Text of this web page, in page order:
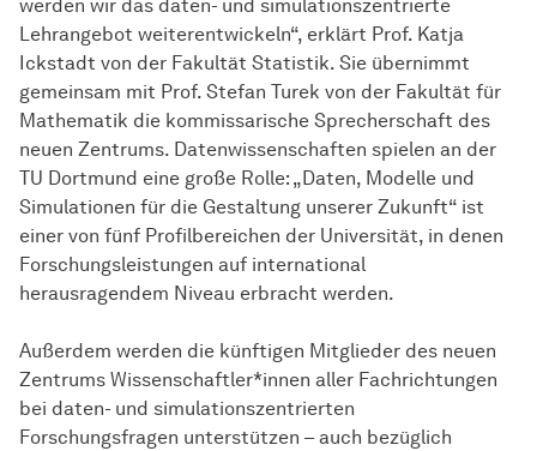
werden wir das daten- und simulationszentrierte
Lehrangebot weiterentwickeln“, erklärt Prof. Katja
Ickstadt von der Fakultät Statistik. Sie übernimmt
gemeinsam mit Prof. Stefan Turek von der Fakultät für
Mathematik die kommissarische Sprecherschaft des
neuen Zentrums. Datenwissenschaften spielen an der
TU Dortmund eine große Rolle: „Daten, Modelle und
Simulationen für die Gestaltung unserer Zukunft“ ist
einer von fünf Profilbereichen der Universität, in denen
Forschungsleistungen auf international
herausragendem Niveau erbracht werden.
Außerdem werden die künftigen Mitglieder des neuen
Zentrums Wissenschaftler*innen aller Fachrichtungen
bei daten- und simulationszentrierten
Forschungsfragen unterstützen – auch bezüglich